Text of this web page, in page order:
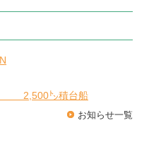
㌧積台船
お知らせ一覧